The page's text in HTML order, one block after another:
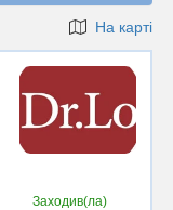
На карті
Заходив(ла)